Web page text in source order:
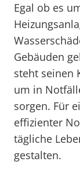
Egal ob es
Gebäuden
steht seinen
um in
sorgen. Für
effizienter
tägliche
gestalten.